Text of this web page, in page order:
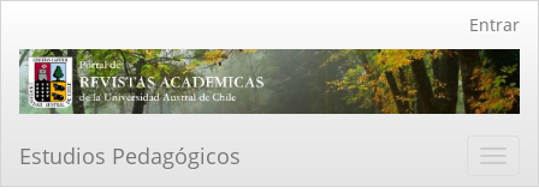
Contenido
principal
Barra
Entrar
Estudios Pedagógicos